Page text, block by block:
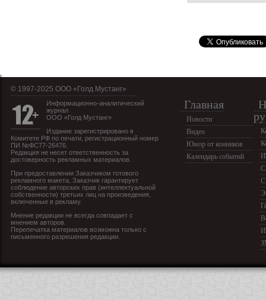
© 1997-2025 OOO «Голд Мустанг»
Информационно-аналитический
журнал
ООО «Голд Мустанг»
Издание зарегистрировано в
Комитете РФ по печати, регистрационный номер
ПИ №ФС77-26476.
Редакция не несет ответственность за
достоверность рекламных материалов.
При предоставлении Заказчиком готового
рекламного макета, Заказчик гарантирует
соблюдение авторских прав (интеллектуальной
собственности) третьих лиц на произведения,
включенные в рекламу.
Мнение редакции не всегда совпадает с
мнением авторов.
Перепечатка материалов возможна только с
письменного разрешения редакции.
Главная
Новости
Видео
Юмор от конников
Календарь событий